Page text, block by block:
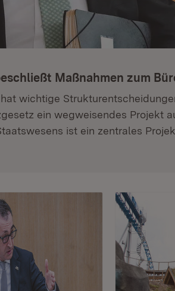
Maßnahmen zum
wichtige
ein wegweisendes Projekt
ist ein zentrales